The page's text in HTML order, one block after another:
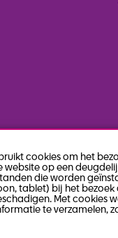
cookies om het
website op een
die worden
tablet) bij het bezoek
Met cookies
te verzamelen,